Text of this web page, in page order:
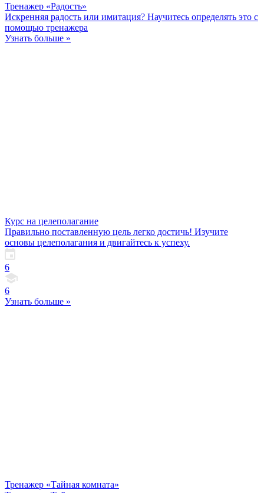
Тренажер «Радость»
Искренняя радость или имитация? Научитесь определять это с
помощью тренажера
Узнать больше »
Курс на целеполагание
Правильно поставленную цель легко достичь! Изучите
основы целеполагания и двигайтесь к успеху.
6
6
Узнать больше »
Тренажер «Тайная комната»